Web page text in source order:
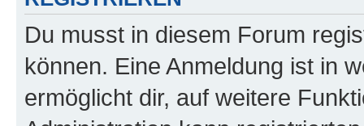
Du musst in diesem Forum
können. Eine Anmeldung ist in
ermöglicht dir, auf weitere